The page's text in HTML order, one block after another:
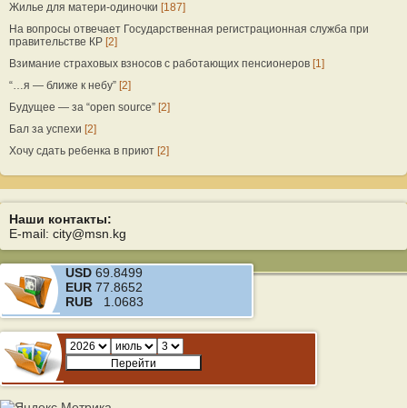
Жилье для матери-одиночки [187]
На вопросы отвечает Государственная регистрационная служба при
правительстве КР [2]
Взимание страховых взносов с работающих пенсионеров [1]
“…я — ближе к небу” [2]
Будущее — за “open source” [2]
Бал за успехи [2]
Хочу сдать ребенка в приют [2]
Наши контакты:
E-mail: city@msn.kg
USD 69.8499
EUR 77.8652
RUB 1.0683